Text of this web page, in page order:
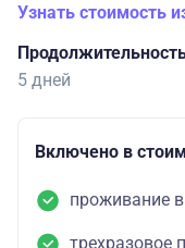
Узнать стоимость
5 дней
Включено в
проживание
трехразовое